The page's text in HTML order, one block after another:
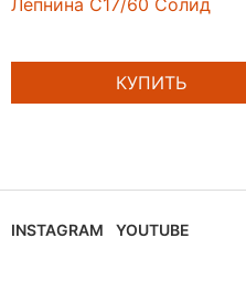
Лепнина C17/60 Солид
КУПИТЬ
INSTAGRAM YOUTUBE